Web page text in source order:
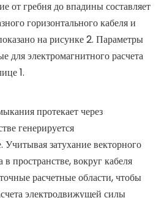
от гребня до впадины составляет
горизонтального кабеля и
на рисунке 2. Параметры
для электромагнитного расчета
1.
протекает через
генерируется
Учитывая затухание векторного
пространстве, вокруг кабеля
расчетные области, чтобы
электродвижущей силы